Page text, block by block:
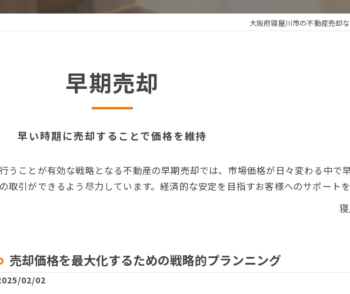
大阪府寝屋川市の不動産売却
早期売却
早い時期に売却することで価格を維持
うことが有効な戦略となる不動産の早期売却では、市場価格が日々変わる中で
引ができるよう尽力しています。経済的な安定を目指すお客様へのサポートを
売却価格を最大化するための戦略的プランニング
02/02